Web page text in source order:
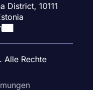
District, 10111
Rechte